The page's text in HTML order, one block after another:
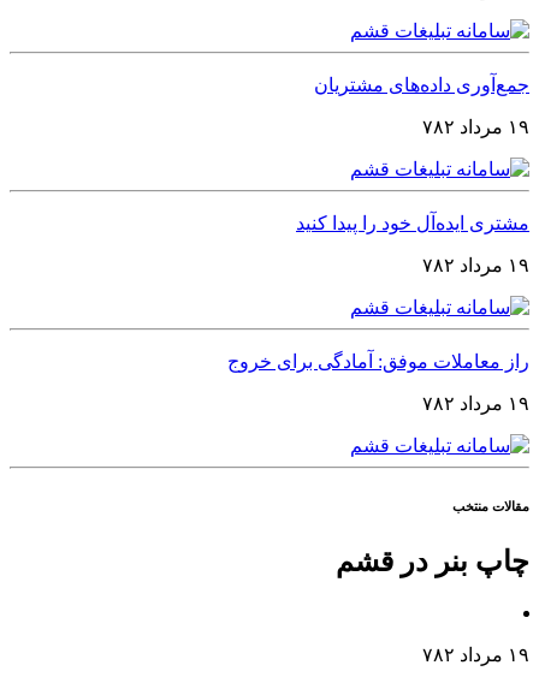
جمع‌آوری داده‌های مشتریان
۱۹ مرداد ۷۸۲
مشتری ایده‌آل خود را پیدا کنید
۱۹ مرداد ۷۸۲
راز معاملات موفق: آمادگی برای خروج
۱۹ مرداد ۷۸۲
مقالات منتخب
چاپ بنر در قشم
۱۹ مرداد ۷۸۲